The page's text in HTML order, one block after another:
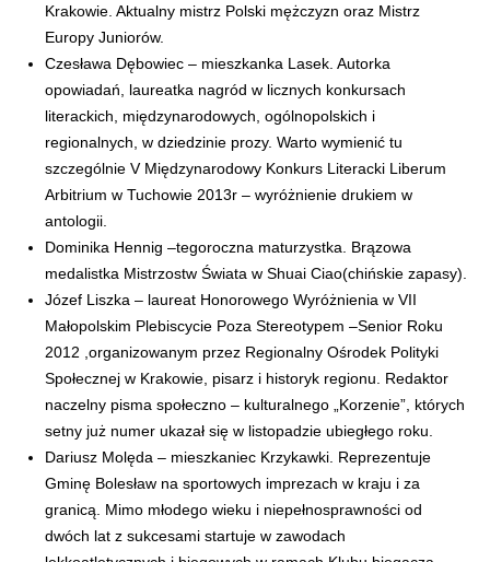
Krakowie. Aktualny mistrz Polski mężczyzn oraz Mistrz
Europy Juniorów.
Czesława Dębowiec – mieszkanka Lasek. Autorka
opowiadań, laureatka nagród w licznych konkursach
literackich, międzynarodowych, ogólnopolskich i
regionalnych, w dziedzinie prozy. Warto wymienić tu
szczególnie V Międzynarodowy Konkurs Literacki Liberum
Arbitrium w Tuchowie 2013r – wyróżnienie drukiem w
antologii.
Dominika Hennig –tegoroczna maturzystka. Brązowa
medalistka Mistrzostw Świata w Shuai Ciao(chińskie zapasy).
Józef Liszka – laureat Honorowego Wyróżnienia w VII
Małopolskim Plebiscycie Poza Stereotypem –Senior Roku
2012 ,organizowanym przez Regionalny Ośrodek Polityki
Społecznej w Krakowie, pisarz i historyk regionu. Redaktor
naczelny pisma społeczno – kulturalnego „Korzenie”, których
setny już numer ukazał się w listopadzie ubiegłego roku.
Dariusz Molęda – mieszkaniec Krzykawki. Reprezentuje
Gminę Bolesław na sportowych imprezach w kraju i za
granicą. Mimo młodego wieku i niepełnosprawności od
dwóch lat z sukcesami startuje w zawodach